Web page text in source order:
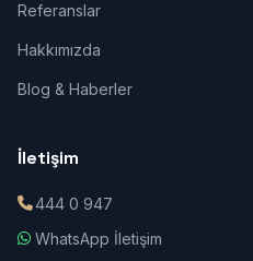
Referanslar
Hakkımızda
Blog & Haberler
İletişim
444 0 947
WhatsApp İletişim